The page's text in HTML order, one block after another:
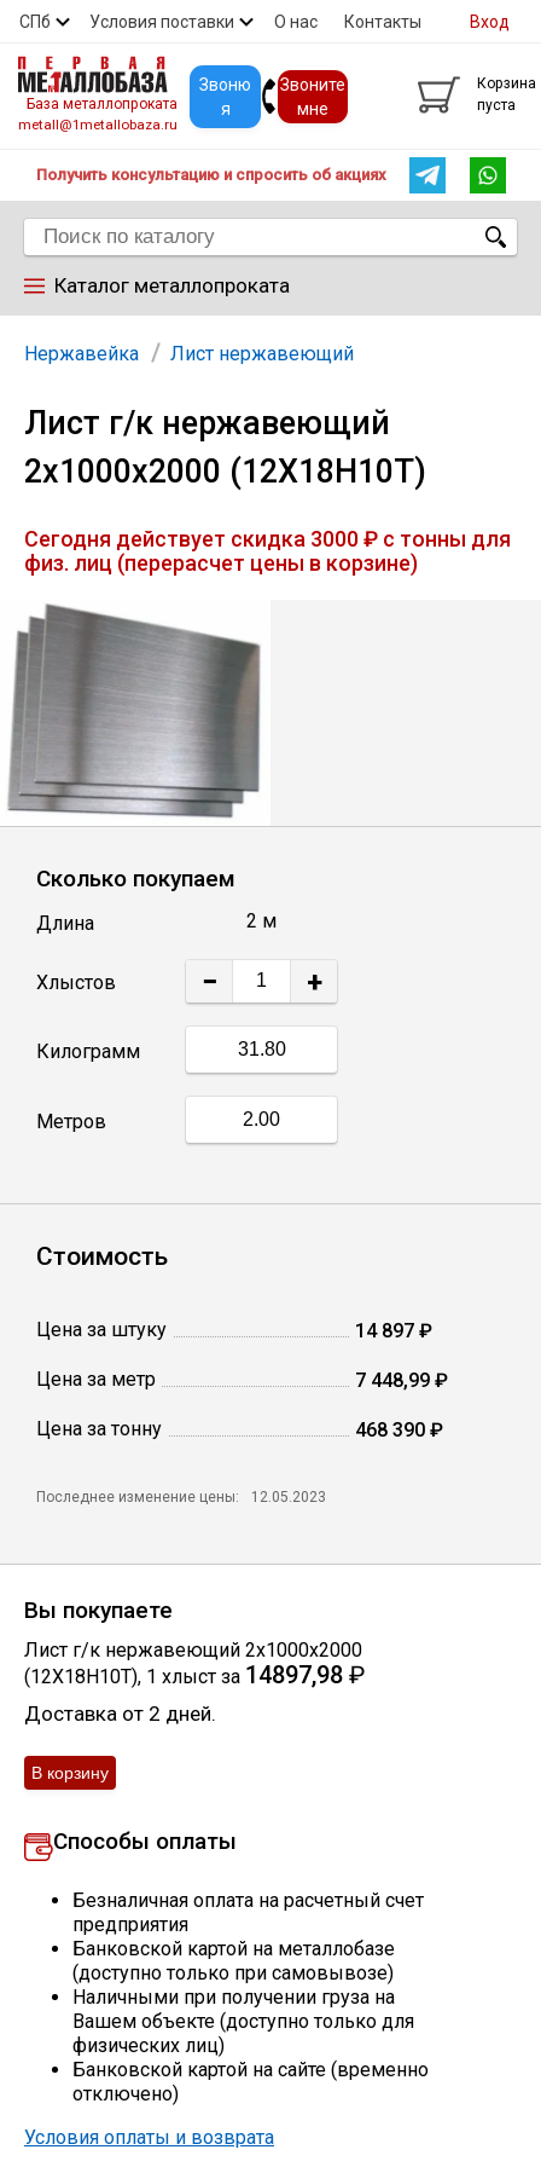
СПб Условия поставки О нас Контакты
Скидки Прайс Покупателям
Вход
База металлопроката
metall@1metallobaza.ru
Звоню
я
Звоните
мне
Корзина
пуста
Получить консультацию и спросить об акциях
Каталог металлопроката
Арматура
Труба профильная
Лист
Уголок
Швеллер
Катанка
Профлист
Винтовые сваи
Сетка кладочная
Круги абразивные
Скобо-гибочные изделия
Остальное
Нержавейка Лист нержавеющий
Лист г/к нержавеющий
2х1000х2000 (12Х18Н10Т)
Сегодня действует скидка 3000 ₽ с тонны для
физ. лиц (перерасчет цены в корзине)
Сколько покупаем
Длина 2 м
Хлыстов − +
Килограмм
Метров
Стоимость
Цена за штуку 14 897 ₽
Цена за метр 7 448,99 ₽
Цена за тонну 468 390 ₽
Последнее изменение цены: 12.05.2023
Вы покупаете
Лист г/к нержавеющий 2х1000х2000
(12Х18Н10Т), 1 хлыст за 14897,98 ₽
Доставка от 2 дней.
Способы оплаты
Безналичная оплата на расчетный счет
предприятия
Банковской картой на металлобазе
(доступно только при самовывозе)
Наличными при получении груза на
Вашем объекте (доступно только для
физических лиц)
Банковской картой на сайте (временно
отключено)
Условия оплаты и возврата